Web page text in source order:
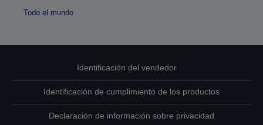
Todo el mundo
Identificación del vendedor
Identificación de cumplimiento de los productos
Declaración de información sobre privacidad